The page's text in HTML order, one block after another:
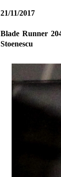
21/11/2017
Blade Runner
Stoenescu